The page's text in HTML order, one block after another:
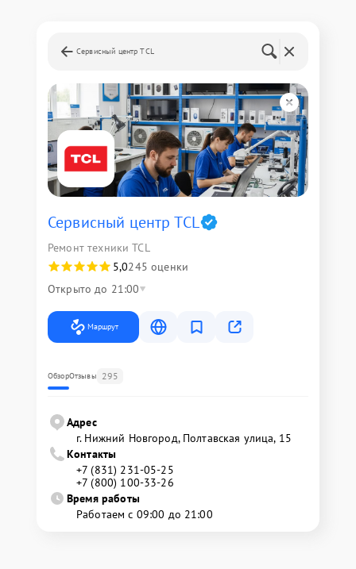
Сервисный центр TCL
Сервисный центр TCL
Ремонт техники TCL
5,0245 оценки
Открыто до 21:00
Маршрут
ОбзорОтзывы 295
Адрес
г. Нижний Новгород, Полтавская улица, 15
Контакты
+7 (831) 231-05-25
+7 (800) 100-33-26
Время работы
Работаем с 09:00 до 21:00